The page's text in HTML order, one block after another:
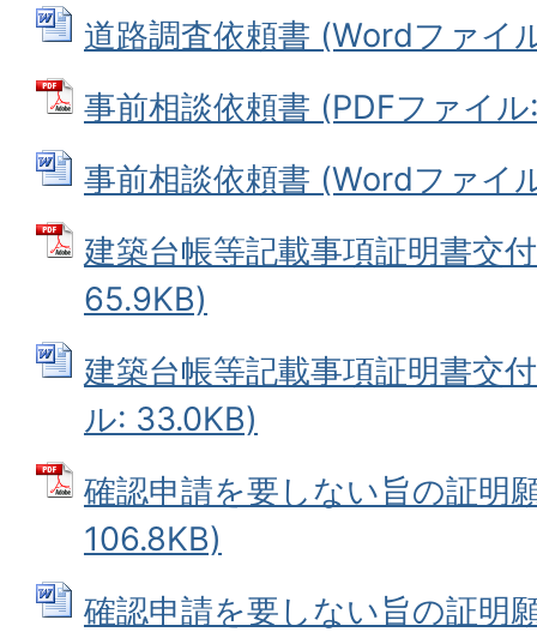
道路調査依頼書 (Wordファイ
事前相談依頼書 (PDFファイ
事前相談依頼書 (Wordファイ
建築台帳等記載事項証明書交
65.9KB)
建築台帳等記載事項証明書交
ル: 33.0KB)
確認申請を要しない旨の証明
106.8KB)
確認申請を要しない旨の証明